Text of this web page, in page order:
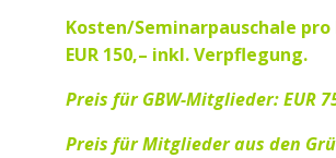
Kosten/Seminarpauschale pro
EUR 150,– inkl. Verpflegung.
Preis für GBW-Mitglieder: EUR
Preis für Mitglieder aus den